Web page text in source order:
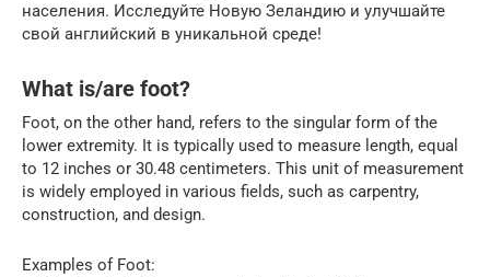
населения. Исследуйте Новую Зеландию и улучшайте
свой английский в уникальной среде!
What is/are foot?
Foot, on the other hand, refers to the singular form of the
lower extremity. It is typically used to measure length, equal
to 12 inches or 30.48 centimeters. This unit of measurement
is widely employed in various fields, such as carpentry,
construction, and design.
Examples of Foot: